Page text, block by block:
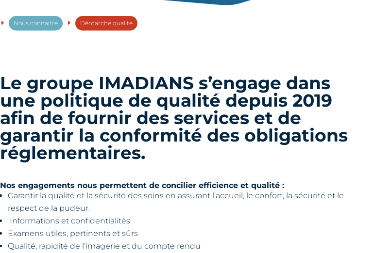
E Nous connaitre E Démarche qualité
Le groupe IMADIANS s’engage dans
une politique de qualité depuis 2019
afin de fournir des services et de
garantir la conformité des obligations
réglementaires.
Nos engagements nous permettent de concilier efficience et qualité :
Garantir la qualité et la sécurité des soins en assurant l’accueil, le confort, la sécurité et le
respect de la pudeur.
Informations et confidentialités
Examens utiles, pertinents et sûrs
Qualité, rapidité de l’imagerie et du compte rendu